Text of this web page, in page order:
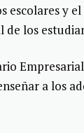
escolares y
de los
a los